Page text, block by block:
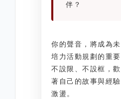
伴？
你的聲音，將成為
培力活動規劃的重要
不設限、不設框，
著自己的故事與經
激盪。